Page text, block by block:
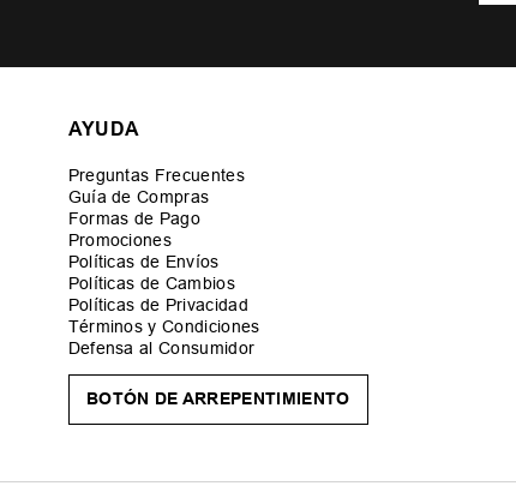
AYUDA
Preguntas Frecuentes
Guía de Compras
Formas de Pago
Promociones
Políticas de Envíos
Políticas de Cambios
Políticas de Privacidad
Términos y Condiciones
Defensa al Consumidor
BOTÓN DE ARREPENTIMIENTO